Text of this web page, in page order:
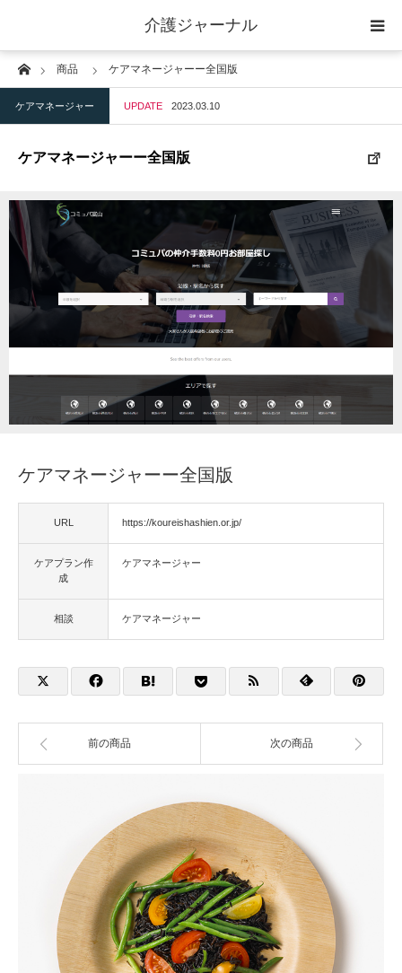
介護ジャーナル
Home商品 ケアマネージャーー全国版
ケアマネージャー UPDATE 2023.03.10
ケアマネージャーー全国版
ケアマネージャーー全国版
URL https://koureishashien.or.jp/
ケアプラン作
成
ケアマネージャー
相談 ケアマネージャー
前の商品 次の商品
ケアプラン作成
訪問
短期入所
訪問＋通い＋宿泊
施設
地域密着型小規模施設
住宅改修